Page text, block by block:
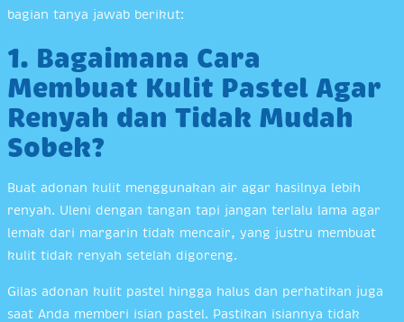
bagian tanya jawab berikut:
1. Bagaimana Cara
Membuat Kulit Pastel Agar
Renyah dan Tidak Mudah
Sobek?
Buat adonan kulit menggunakan air agar hasilnya lebih
renyah. Uleni dengan tangan tapi jangan terlalu lama agar
lemak dari margarin tidak mencair, yang justru membuat
kulit tidak renyah setelah digoreng.
Gilas adonan kulit pastel hingga halus dan perhatikan juga
saat Anda memberi isian pastel. Pastikan isiannya tidak